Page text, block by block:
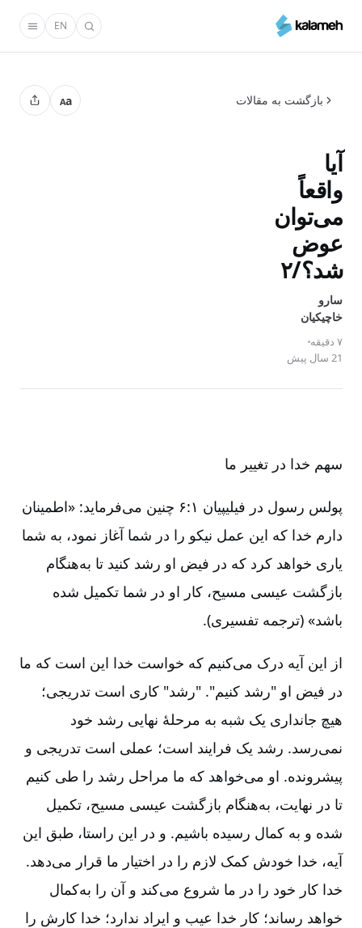
محتوای
EN
بازگشت به مقالات Aa
آیا
واقعاً
می‌توان
عوض
شد؟/۲
سارو
خاچیکیان
۷ دقیقه
21 سال پیش
سهم خدا در تغییر ما
پولس رسول در فیلیپیان ۱:‏۶ چنین می‌فرماید:‌ «اطمینان
دارم خدا که این عمل نیکو را در شما آغاز نمود، به شما
یاری خواهد کرد که در فیض او رشد کنید تا به‌هنگام
بازگشت عیسی مسیح‌، کار او در شما تکمیل شده
باشد» (ترجمه تفسیری‌).
از این آیه درک می‌کنیم که خواست خدا این است که ما
در فیض او "رشد کنیم‌". "رشد" کاری است تدریجی‌؛
هیچ جانداری یک شبه به مرحلۀ نهایی رشد خود
نمی‌رسد. رشد یک فرایند است‌؛ عملی است تدریجی و
پیشرونده‌. او می‌خواهد که ما مراحل رشد را طی کنیم
تا در نهایت‌، به‌هنگام بازگشت عیسی مسیح‌، تکمیل
شده و به کمال رسیده باشیم‌. و در این راستا، طبق این
آیه‌، خدا خودش کمک لازم را در اختیار ما قرار می‌دهد.
خدا کار خود را در ما شروع می‌کند و آن را به‌کمال
خواهد رساند؛ کار خدا عیب و ایراد ندارد؛ خدا کارش را